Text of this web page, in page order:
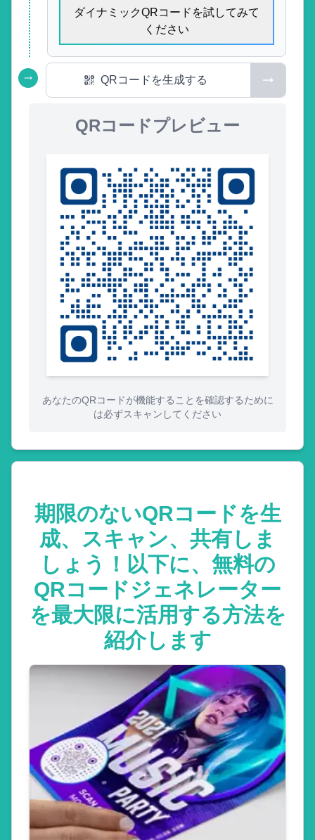
ダイナミックQRコードを試してみて
ください
QRコードを生成する
QRコードプレビュー
あなたのQRコードが機能することを確認するために
は必ずスキャンしてください
期限のないQRコードを生
成、スキャン、共有しま
しょう！以下に、無料の
QRコードジェネレーター
を最大限に活用する方法を
紹介します